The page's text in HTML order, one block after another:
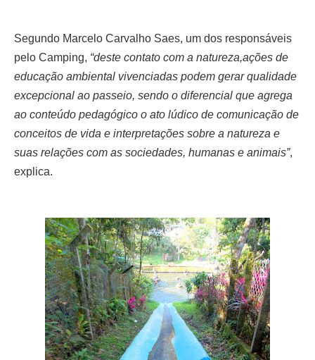
Segundo Marcelo Carvalho Saes, um dos responsáveis
pelo Camping, “deste contato com a natureza,ações de
educação ambiental vivenciadas podem gerar qualidade
excepcional ao passeio, sendo o diferencial que agrega
ao conteúdo pedagógico o ato lúdico de comunicação de
conceitos de vida e interpretações sobre a natureza e
suas relações com as sociedades, humanas e animais”,
explica.